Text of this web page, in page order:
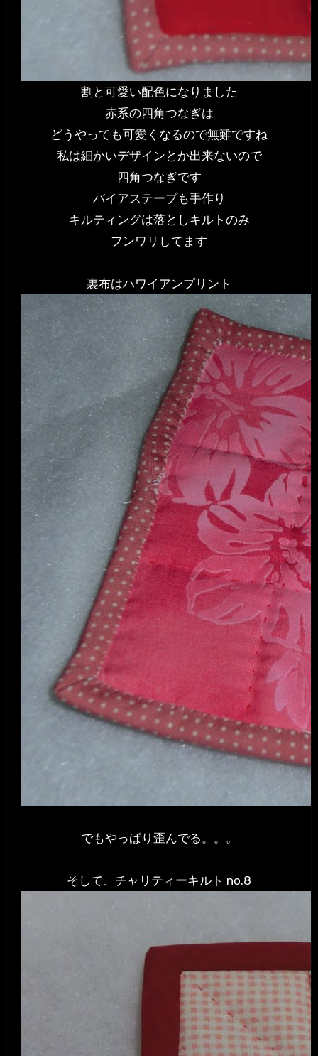
割と可愛い配色になりました
赤系の四角つなぎは
どうやっても可愛くなるので無難ですね
私は細かいデザインとか出来ないので
四角つなぎです
バイアステープも手作り
キルティングは落としキルトのみ
フンワリしてます
裏布はハワイアンプリント
でもやっぱり歪んでる。。。
そして、チャリティーキルト no.8